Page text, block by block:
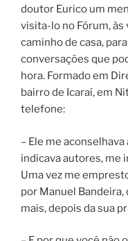
doutor Eurico um
visita-lo no Fórum, às
caminho de casa,
conversações que
hora. Formado em
bairro de Icaraí, em
telefone:
– Ele me aconselhava
indicava autores, me
Uma vez me
por Manuel Bandeira,
mais, depois da sua